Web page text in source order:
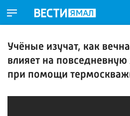
Учёные изучат, как
влияет на
при помощи